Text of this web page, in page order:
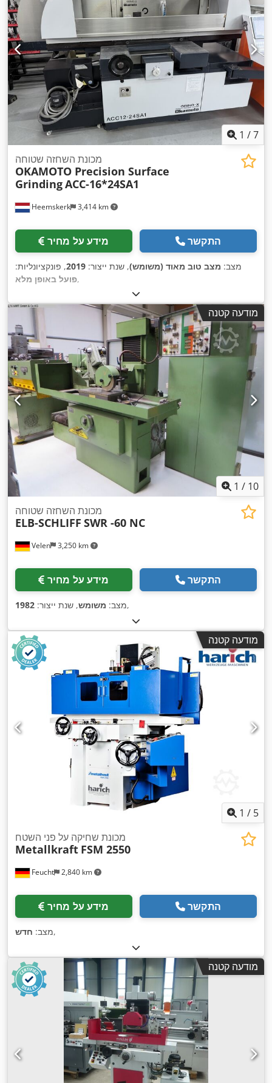
1 /7
Heemskerk 3,414 km
מכונת השחזה שטוחה
OKAMOTO Precision Surface
GrindingACC-16*24SA1
מידע על מחיר התקשר
מצב: מצב טוב מאוד (משומש), שנת ייצור: 2019, פונקציונליות:
פועל באופן מלא,
מודעה קטנה
1 / 10
Velen 3,250 km
מכונת השחזה שטוחה
ELB-SCHLIFF SWR -60 NC
מידע על מחיר התקשר
מצב: משומש, שנת ייצור: 1982 ,
מודעה קטנה
1 / 5
Feucht 2,840 km
מכונת שחיקה על פני השטח
Metallkraft FSM 2550
מידע על מחיר התקשר
מצב: חדש ,
מודעה קטנה